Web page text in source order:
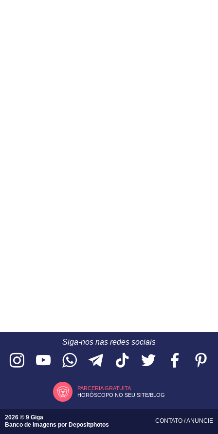
Siga-nos nas redes sociais
PARCERIA GRATUITA
HORÓSCOPO NO SEU SITE/BLOG
2026 © 9 Giga
Banco de imagens por Depositphotos
CONTATO /ANUNCIE